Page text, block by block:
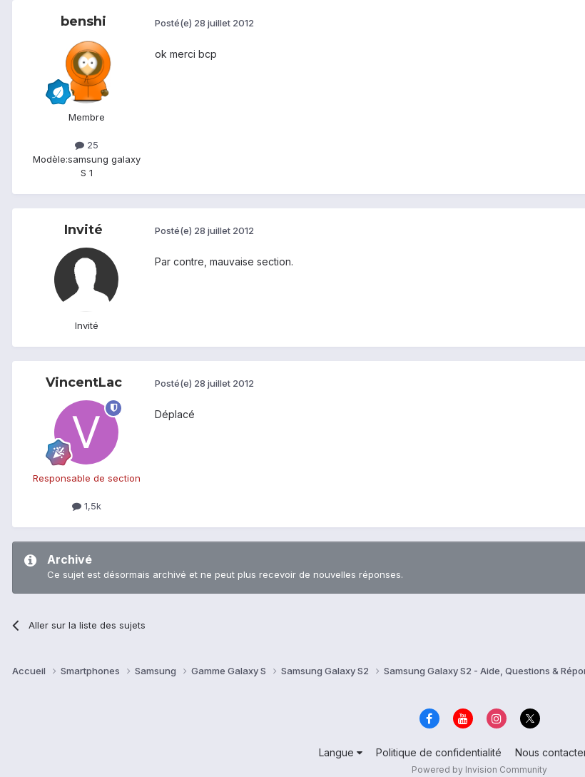
benshi
Membre
25
Modèle:samsung galaxy
S 1
Posté(e) 28 juillet 2012
ok merci bcp
Invité
Invité
Posté(e) 28 juillet 2012
Par contre, mauvaise section.
VincentLac
Responsable de section
1,5k
Posté(e) 28 juillet 2012
Déplacé
Archivé
Ce sujet est désormais archivé et ne peut plus recevoir de nouvelles réponses.
Aller sur la liste des sujets
Accueil Smartphones Samsung Gamme Galaxy S Samsung Galaxy S2 Samsung Galaxy S2 - Aide, Questions &
Langue Politique de confidentialité Nous
Powered by Invision Community